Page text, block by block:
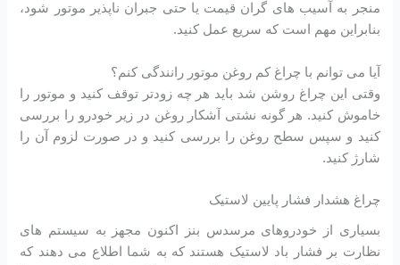
منجر به آسیب های گران قیمت یا حتی جبران ناپذیر موتور شود،
بنابراین مهم است که سریع عمل کنید.
آیا می توانم با چراغ کم روغن موتور رانندگی کنم؟
وقتی این چراغ روشن شد باید هر چه زودتر توقف کنید و موتور را
خاموش کنید. هر گونه نشتی آشکار روغن در زیر خودرو را بررسی
کنید و سپس سطح روغن را بررسی کنید و در صورت لزوم آن را
شارژ کنید.
چراغ هشدار فشار پایین لاستیک
بسیاری از خودروهای مرسدس بنز اکنون مجهز به سیستم های
نظارت بر فشار باد لاستیک هستند که به شما اطلاع می دهند که